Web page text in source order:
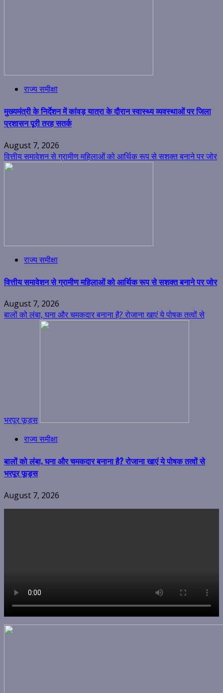
राज्य समीक्षा
मुख्यमंत्री के निर्देशन में कांवड़ यात्रा के दौरान स्वास्थ्य व्यवस्थाओं पर जिला
प्रशासन पूरी तरह सतर्क
August 7, 2026
वित्तीय समावेशन से ग्रामीण महिलाओं को आर्थिक रूप से सशक्त बनाने पर जोर
राज्य समीक्षा
वित्तीय समावेशन से ग्रामीण महिलाओं को आर्थिक रूप से सशक्त बनाने पर जोर
August 7, 2026
बालों को लंबा, घना और चमकदार बनाना है? रोजाना खाएं ये पोषक तत्वों से
भरपूर फूड्स
राज्य समीक्षा
बालों को लंबा, घना और चमकदार बनाना है? रोजाना खाएं ये पोषक तत्वों से
भरपूर फूड्स
August 7, 2026